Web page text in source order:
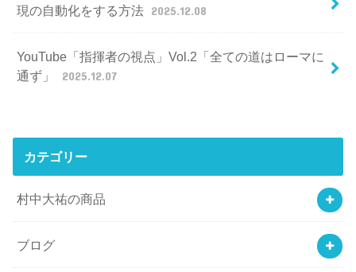
現の自動化をする方法 2025.12.08
YouTube「指揮者の視点」Vol.2「全ての道はローマに
通ず」
2025.12.07
カテゴリー
村中大祐の商品
ブログ